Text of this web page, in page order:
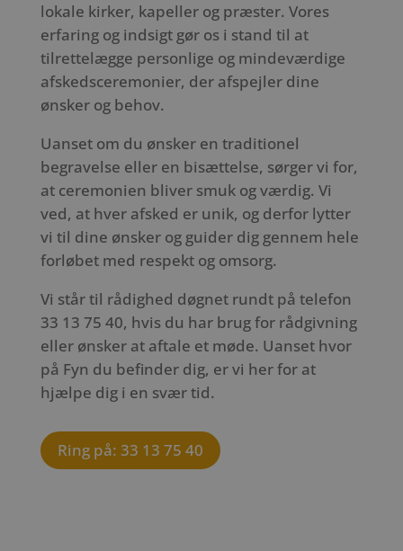
lokale kirker, kapeller og præster. Vores
erfaring og indsigt gør os i stand til at
tilrettelægge personlige og mindeværdige
afskedsceremonier, der afspejler dine
ønsker og behov.
Uanset om du ønsker en traditionel
begravelse eller en bisættelse, sørger vi for,
at ceremonien bliver smuk og værdig. Vi
ved, at hver afsked er unik, og derfor lytter
vi til dine ønsker og guider dig gennem hele
forløbet med respekt og omsorg.
Vi står til rådighed døgnet rundt på telefon
33 13 75 40, hvis du har brug for rådgivning
eller ønsker at aftale et møde. Uanset hvor
på Fyn du befinder dig, er vi her for at
hjælpe dig i en svær tid.
Ring på: 33 13 75 40